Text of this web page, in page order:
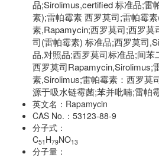
品;Sirolimus,certified 标准品;雷
素);雷帕霉素 西罗莫司;雷帕霉
素,Rapamycin;西罗莫司;西罗
司(雷帕霉素) 标准品;西罗莫司
品,对照品;西罗莫司标准品;间
西罗莫司Rapamycin,Sirolimus;
素,Sirolimus;雷帕霉素：西罗莫
源于吸水链霉菌;苯并吡喃;雷帕
英文名： Rapamycin
CAS No.： 53123-88-9
分子式：
C51 H79NO13
分子量：